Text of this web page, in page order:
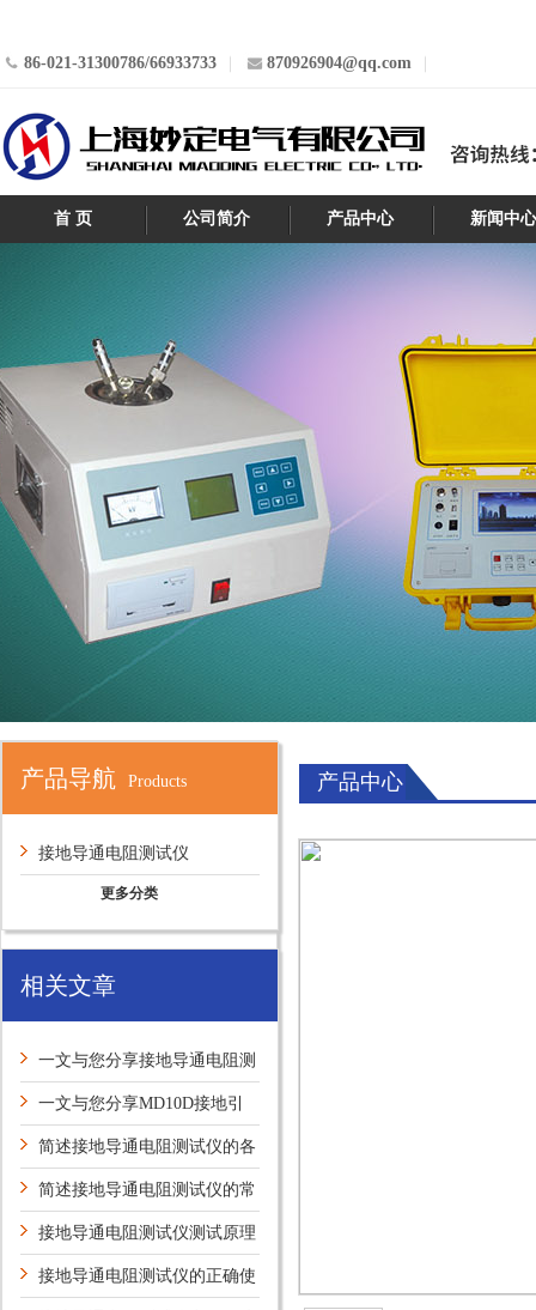
86-021-31300786/66933733 870926904@qq.com
首 页 公司简介 产品中心 新闻中
产品导航 Products
接地导通电阻测试仪
更多分类
相关文章
一文与您分享接地导通电阻测
试仪的常见问题相应解决方法
一文与您分享MD10D接地引
下线导通测试仪的正确使用步骤
简述接地导通电阻测试仪的各
组成部件特点
简述接地导通电阻测试仪的常
见故障发生原因及解决方法
接地导通电阻测试仪测试原理
及操作规程
接地导通电阻测试仪的正确使
产品中心